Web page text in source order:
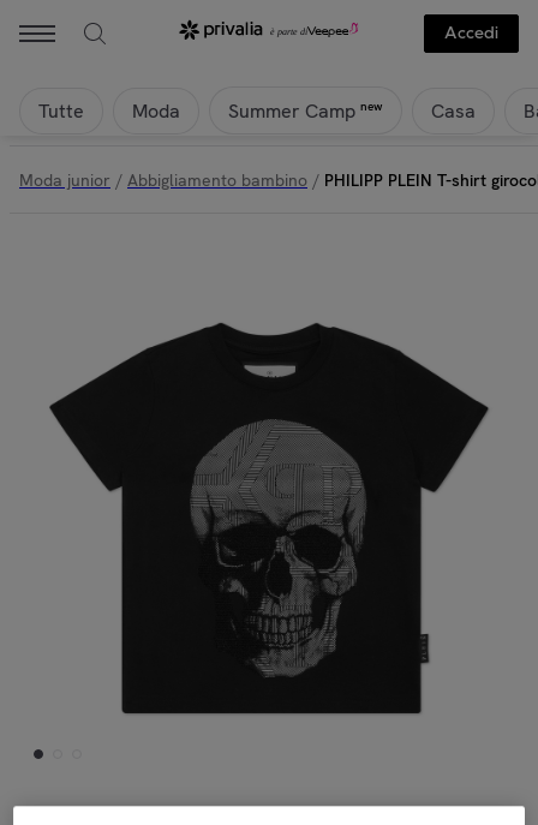
Accedi
Tutte Moda Summer Camp new Casa
Moda junior / Abbigliamento bambino / PHILIPP PLEIN T-shirt